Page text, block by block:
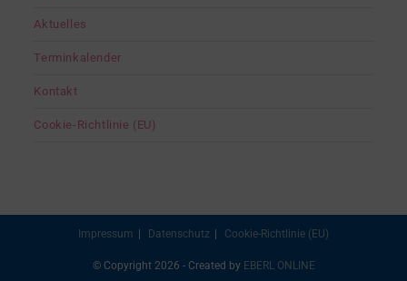
Aktuelles
Terminkalender
Kontakt
Cookie-Richtlinie (EU)
Impressum Datenschutz Cookie-Richtlinie (EU)
© Copyright 2026 - Created by EBERL ONLINE